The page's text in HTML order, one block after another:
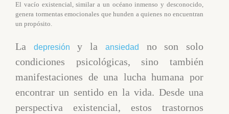
El vacío existencial, similar a un océano inmenso y desconocido,
genera tormentas emocionales que hunden a quienes no encuentran
un propósito.
La depresión y la ansiedad
no son solo
condiciones psicológicas, sino también
manifestaciones de una lucha humana por
encontrar un sentido en la vida. Desde una
perspectiva existencial, estos trastornos